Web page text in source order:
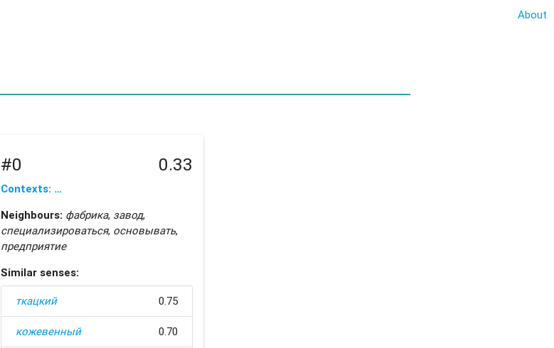
About
#0 0.33
Contexts: …
Neighbours: фабрика, завод,
специализироваться, основывать,
предприятие
Similar senses:
ткацкий 0.75
кожевенный 0.70